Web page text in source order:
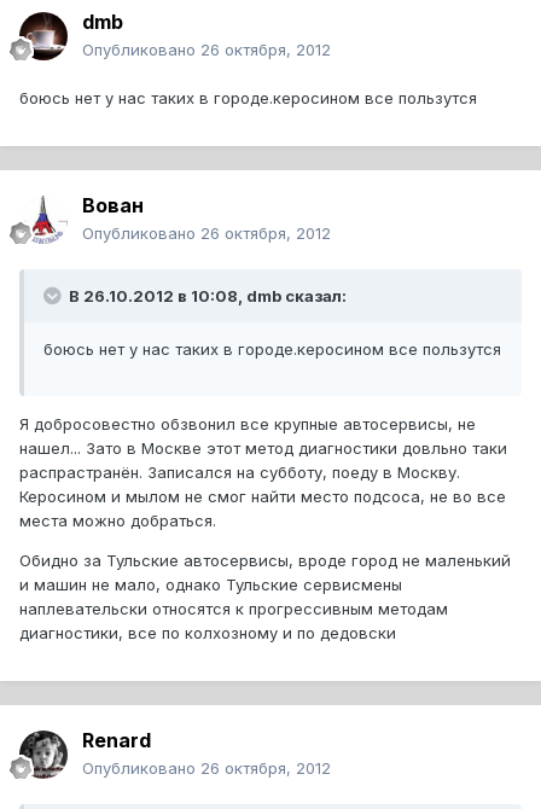
dmb
Опубликовано 26 октября, 2012
боюсь нет у нас таких в городе.керосином все пользутся
Вован
Опубликовано 26 октября, 2012
В 26.10.2012 в 10:08, dmb сказал:
боюсь нет у нас таких в городе.керосином все пользутся
Я добросовестно обзвонил все крупные автосервисы, не
нашел... Зато в Москве этот метод диагностики довльно таки
распрастранён. Записался на субботу, поеду в Москву.
Керосином и мылом не смог найти место подсоса, не во все
места можно добраться.
Обидно за Тульские автосервисы, вроде город не маленький
и машин не мало, однако Тульские сервисмены
наплевательски относятся к прогрессивным методам
диагностики, все по колхозному и по дедовски
Renard
Опубликовано 26 октября, 2012